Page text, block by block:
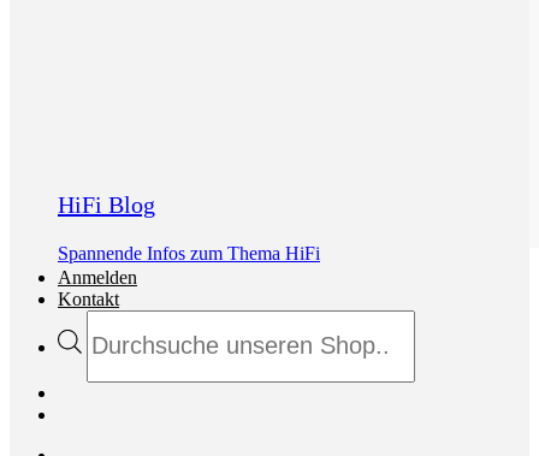
HiFi Blog
Spannende Infos zum Thema HiFi
Anmelden
Kontakt
search